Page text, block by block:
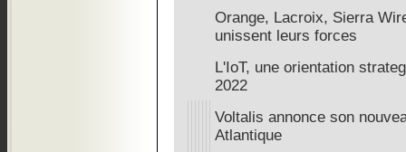
Orange, Lacroix, Sierra
unissent leurs forces
L'IoT, une orientation
2022
Voltalis annonce son
Atlantique